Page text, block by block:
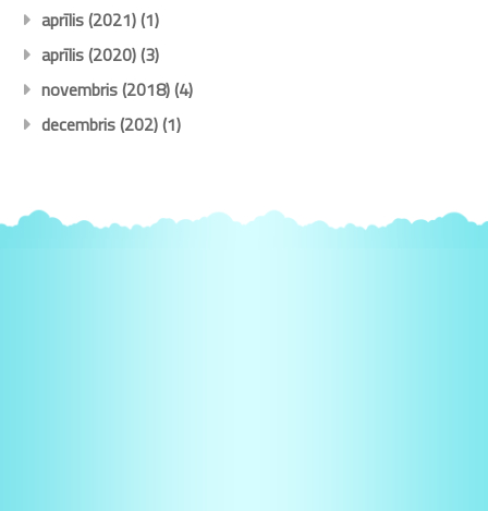
aprīlis (2021)(1)
aprīlis (2020)(3)
novembris (2018)(4)
decembris (202)(1)